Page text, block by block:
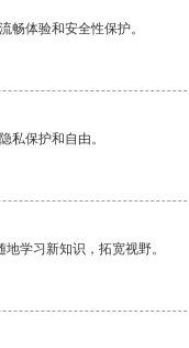
畅体验和安全性保护。
私保护和自由。
学习新知识，拓宽视野。